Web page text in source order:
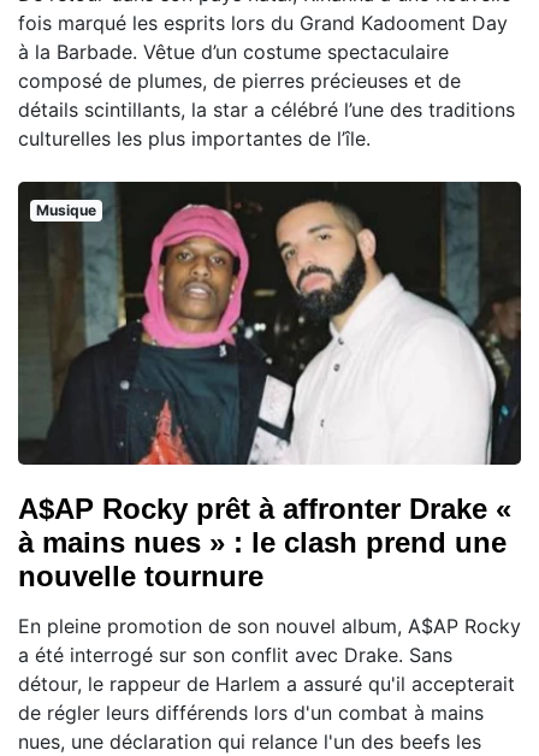
fois marqué les esprits lors du Grand Kadooment Day
à la Barbade. Vêtue d’un costume spectaculaire
composé de plumes, de pierres précieuses et de
détails scintillants, la star a célébré l’une des traditions
culturelles les plus importantes de l’île.
Musique
A$AP Rocky prêt à affronter Drake «
à mains nues » : le clash prend une
nouvelle tournure
En pleine promotion de son nouvel album, A$AP Rocky
a été interrogé sur son conflit avec Drake. Sans
détour, le rappeur de Harlem a assuré qu'il accepterait
de régler leurs différends lors d'un combat à mains
nues, une déclaration qui relance l'un des beefs les